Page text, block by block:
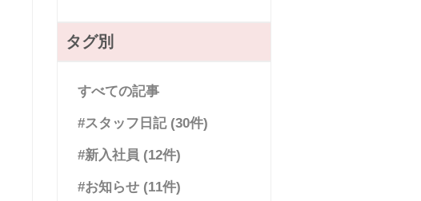
タグ別
すべての記事
#スタッフ日記 (30件)
#新入社員 (12件)
#お知らせ (11件)